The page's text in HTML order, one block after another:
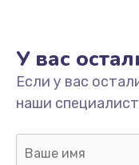
Замена/
У вас
Если у вас
наши